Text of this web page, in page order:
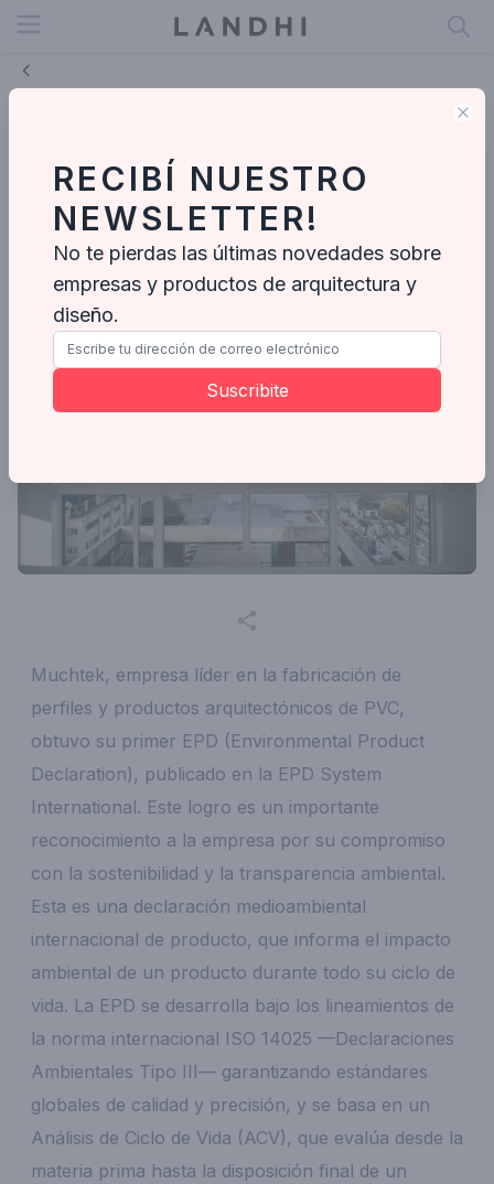
Open menu
medioambiental internacional, un
paso clave para su plan de
expansión
Abr 20, 2026
Muchtek, empresa líder en la fabricación de
perfiles y productos arquitectónicos de PVC,
obtuvo su primer EPD (Environmental Product
Declaration), publicado en la EPD System
International. Este logro es un importante
reconocimiento a la empresa por su compromiso
con la sostenibilidad y la transparencia ambiental.
Esta es una declaración medioambiental
internacional de producto, que informa el impacto
ambiental de un producto durante todo su ciclo de
vida. La EPD se desarrolla bajo los lineamientos de
la norma internacional ISO 14025 —Declaraciones
Ambientales Tipo III— garantizando estándares
globales de calidad y precisión, y se basa en un
Análisis de Ciclo de Vida (ACV), que evalúa desde la
materia prima hasta la disposición final de un
RECIBÍ NUESTRO
NEWSLETTER!
No te pierdas las últimas novedades sobre
empresas y productos de arquitectura y
diseño.
Suscribite